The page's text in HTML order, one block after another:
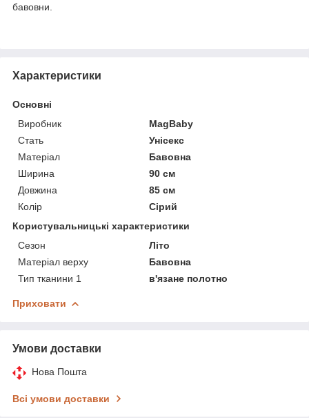
бавовни.
Характеристики
Основні
Виробник
MagBaby
Стать
Унісекс
Матеріал
Бавовна
Ширина
90 см
Довжина
85 см
Колір
Сірий
Користувальницькі характеристики
Сезон
Літо
Матеріал верху
Бавовна
Тип тканини 1
в'язане полотно
Приховати
Умови доставки
Нова Пошта
Всі умови доставки